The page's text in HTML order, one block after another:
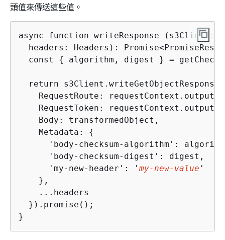
頭值來傳送這些值。
async function writeResponse (s3Client:
headers: Headers):
  const
{ algorithm, digest } =
  return s3Client.writeGetObjectResponse(
RequestRoute:
RequestToken:
    Body: transformedObject,
    Metadata:
{
'body-checksum-algorithm':
      'body-checksum-digest': digest,
      'my-new-header': '
my-new-value '
    },
    ...headers
  }).promise();
}